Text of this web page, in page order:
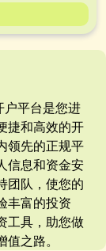
户平台是您进
捷和高效的开
领先的正规平
信息和资金安
团队，使您的
丰富的投资
工具，助您做
之路。